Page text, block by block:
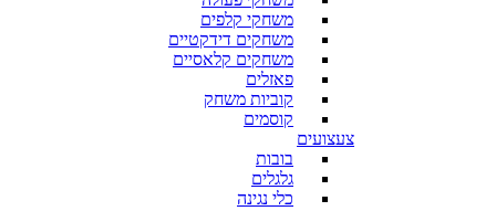
משחקי קלפים
משחקים דידקטיים
משחקים קלאסיים
פאזלים
קוביות משחק
קוסמים
צעצועים
בובות
גלגלים
כלי נגינה